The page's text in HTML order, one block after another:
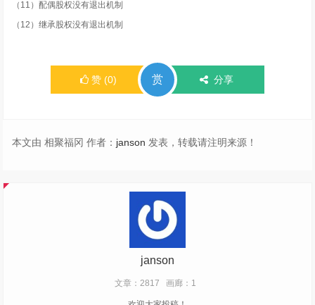
（11）配偶股权没有退出机制
（12）继承股权没有退出机制
赞 (0) 赏 分享
本文由 相聚福冈 作者： janson 发表，转载请注明来源！
janson
文章：2817 画廊：1